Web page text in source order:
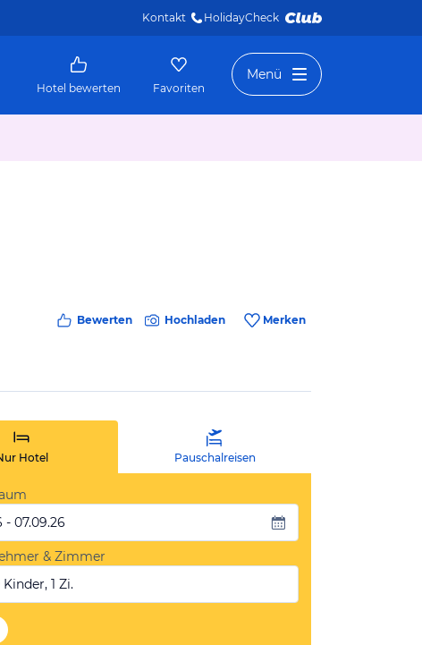
Kontakt HolidayCheck
Hotel bewerten Favoriten
Menü
Bewerten Hochladen Merken
Hotel Pauschalreisen
- 07.09.26
& Zimmer
1 Zi.